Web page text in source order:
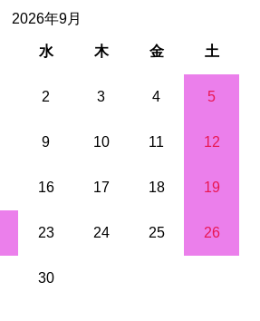
2026年9月
水 木 金 土
2 3 4 5
9 10 11 12
16 17 18 19
23 24 25 26
30